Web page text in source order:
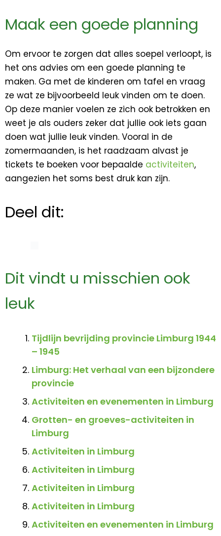
Maak een goede planning
Om ervoor te zorgen dat alles soepel verloopt, is
het ons advies om een goede planning te
maken. Ga met de kinderen om tafel en vraag
ze wat ze bijvoorbeeld leuk vinden om te doen.
Op deze manier voelen ze zich ook betrokken en
weet je als ouders zeker dat jullie ook iets gaan
doen wat jullie leuk vinden. Vooral in de
zomermaanden, is het raadzaam alvast je
tickets te boeken voor bepaalde activiteiten,
aangezien het soms best druk kan zijn.
Deel dit:
Dit vindt u misschien ook
leuk
Tijdlijn bevrijding provincie Limburg 1944
– 1945
Limburg: Het verhaal van een bijzondere
provincie
Activiteiten en evenementen in Limburg
Grotten- en groeves-activiteiten in
Limburg
Activiteiten in Limburg
Activiteiten in Limburg
Activiteiten in Limburg
Activiteiten in Limburg
Activiteiten en evenementen in Limburg